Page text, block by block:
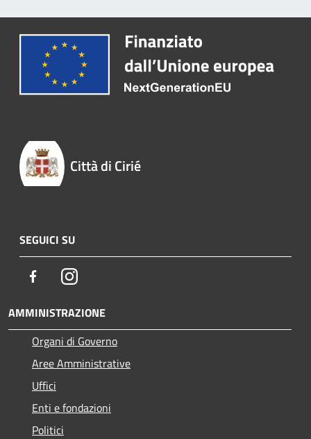
Città di Cirié
SEGUICI SU
FacebookInstagram
AMMINISTRAZIONE
Organi di Governo
Aree Amministrative
Uffici
Enti e fondazioni
Politici